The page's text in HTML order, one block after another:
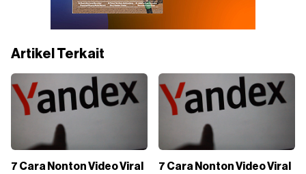
Artikel Terkait
7 Cara Nonton Video Viral
7 Cara Nonton Video Viral